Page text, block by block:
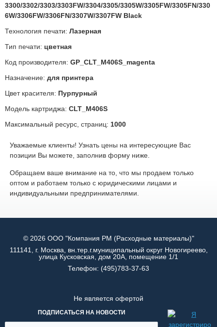
3300/3302/3303/3303FW/3304/3305/3305W/3305FW/3305FN/330
6W/3306FW/3306FN/3307W/3307FW Black
Технология печати: Лазерная
Тип печати: цветная
Код производителя: GP_CLT_М406S_magenta
Назначение: для принтера
Цвет красителя: Пурпурный
Модель картриджа: CLT_M406S
Максимальный ресурс, страниц: 1000
Уважаемые клиенты! Узнать цены на интересующие Вас
позиции Вы можете, заполнив форму ниже.
Обращаем ваше внимание на то, что мы продаем только
оптом и работаем только с юридическими лицами и
индивидуальными предпринимателями.
© 2026 ООО "Компания РМ (Расходные материалы)"
111141, г. Москва, вн.тер.г.муниципальный округ Новогиреево,
улица Кусковская, дом 20А, помещение 1/1
Телефон: (495)783-37-63
Не является офертой
ПОДПИСАТЬСЯ НА НОВОСТИ